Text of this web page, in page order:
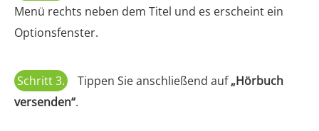
Menü rechts neben dem Titel und es erscheint ein
Optionsfenster.
Schritt 3. Tippen Sie anschließend auf„Hörbuch
versenden“.